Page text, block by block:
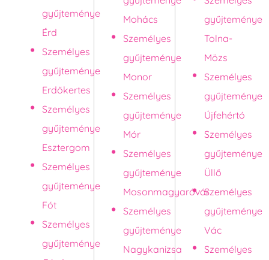
gyűjteménye
Érd
Személyes
gyűjteménye
Erdőkertes
Személyes
gyűjteménye
Esztergom
Személyes
gyűjteménye
Fót
Személyes
gyűjteménye
Mohács
Személyes
gyűjteménye
Monor
Személyes
gyűjteménye
Mór
Személyes
gyűjteménye
Mosonmagyaróvár
Személyes
gyűjteménye
Nagykanizsa
gyűjteménye
Tolna-
Mözs
Személyes
gyűjteménye
Újfehértó
Személyes
gyűjteménye
Üllő
Személyes
gyűjteménye
Vác
Személyes